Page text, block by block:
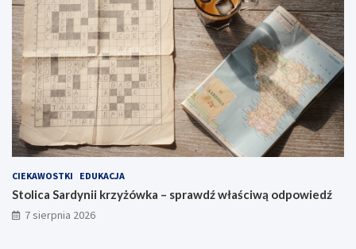
CIEKAWOSTKI EDUKACJA
Stolica Sardynii krzyżówka – sprawdź właściwą odpowiedź
7 sierpnia 2026